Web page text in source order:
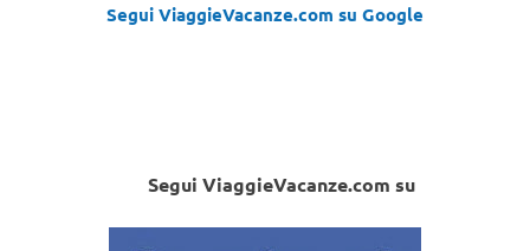
Segui ViaggieVacanze.com su Google
Segui ViaggieVacanze.com su